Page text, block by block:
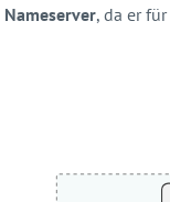
Nameserver, da er